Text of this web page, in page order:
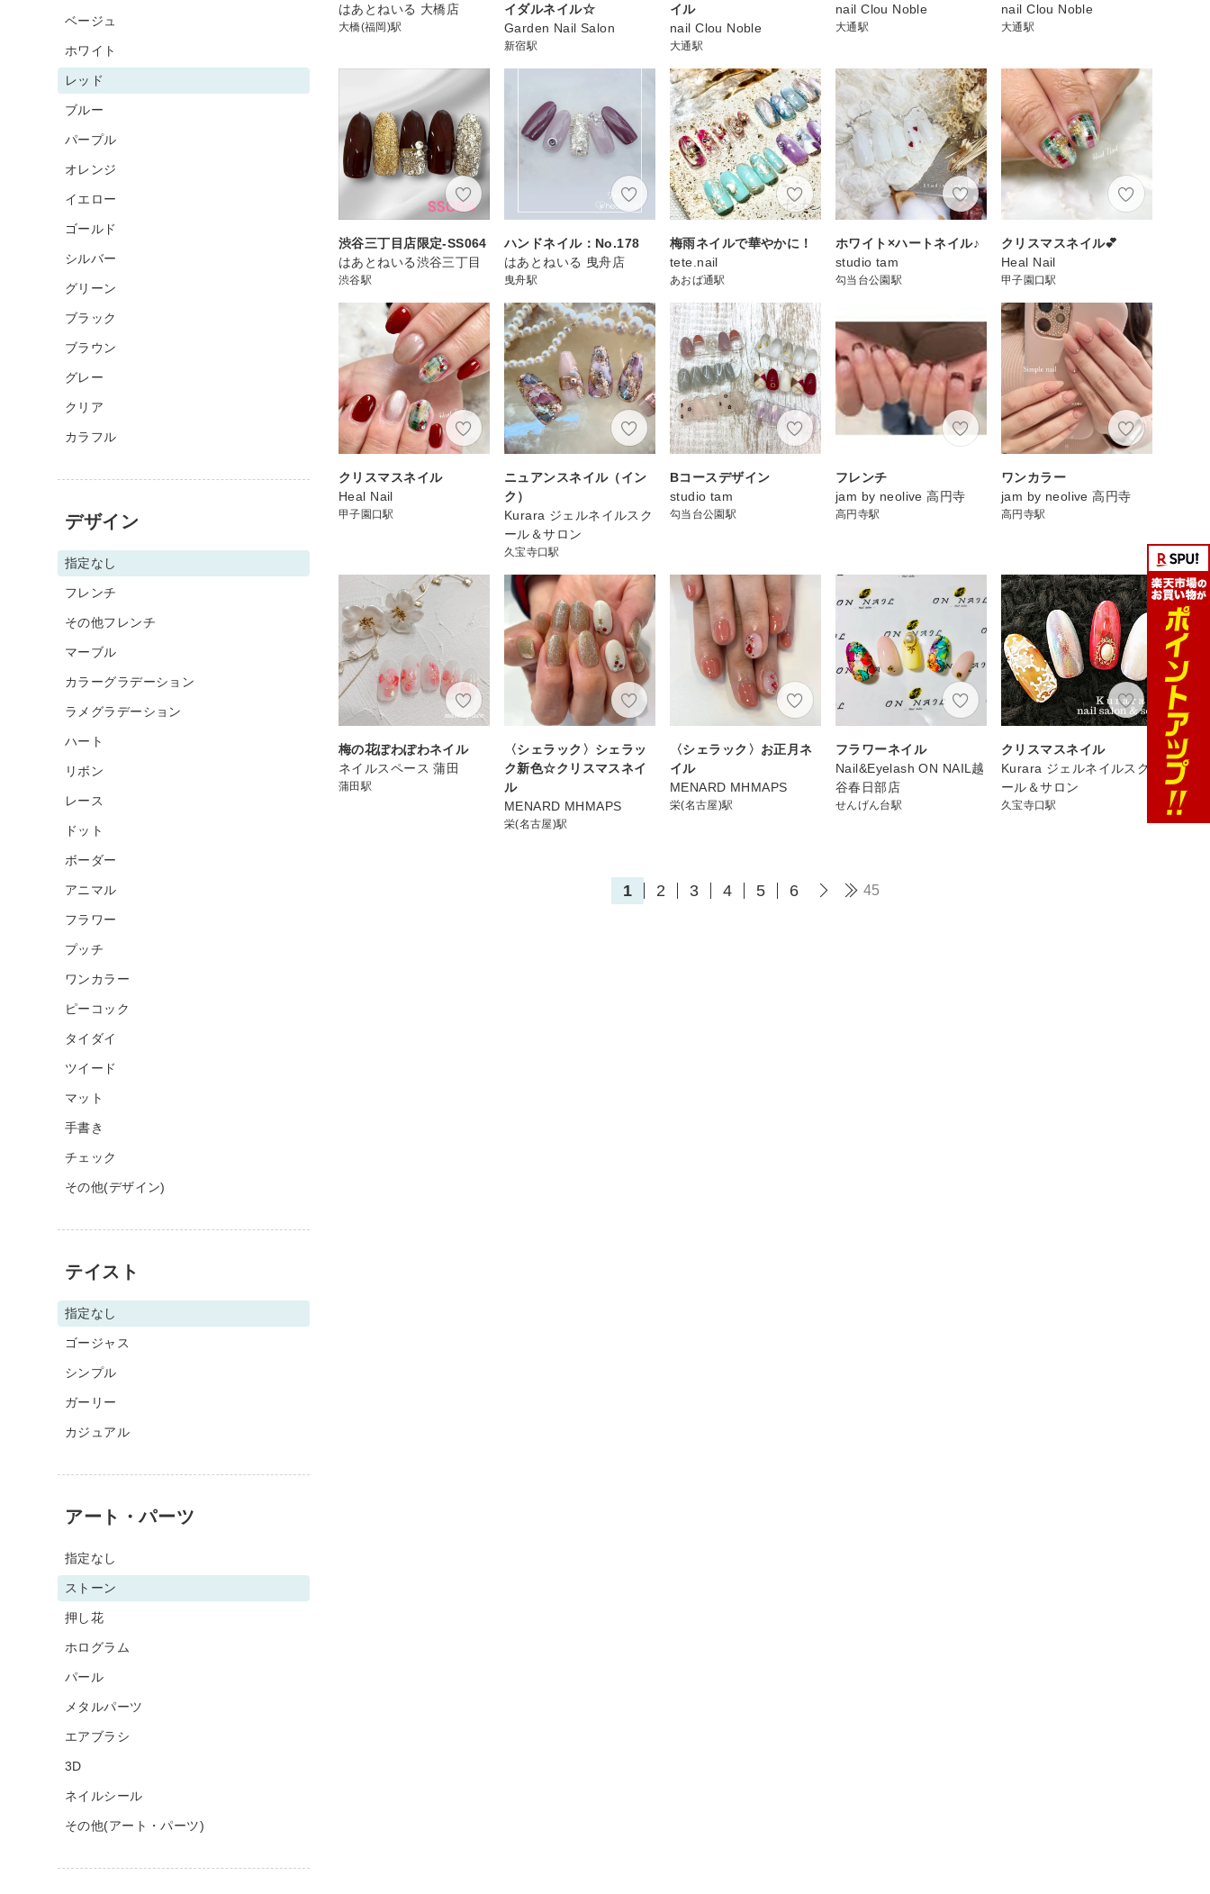
はあとねいる 大橋店
大橋(福岡)駅
イダルネイル☆
Garden Nail Salon
新宿駅
イル
nail Clou Noble
大通駅
nail Clou Noble
大通駅
nail Clou Noble
大通駅
渋谷三丁目店限定-SS064
はあとねいる渋谷三丁目
渋谷駅
ハンドネイル：No.178
はあとねいる 曳舟店
曳舟駅
梅雨ネイルで華やかに！
tete.nail
あおば通駅
ホワイト×ハートネイル♪
studio tam
勾当台公園駅
クリスマスネイル💕
Heal Nail
甲子園口駅
クリスマスネイル
Heal Nail
甲子園口駅
ニュアンスネイル（イン
ク）
Kurara ジェルネイルスク
ール＆サロン
久宝寺口駅
Bコースデザイン
studio tam
勾当台公園駅
フレンチ
jam by neolive 高円寺
高円寺駅
ワンカラー
jam by neolive 高円寺
高円寺駅
梅の花ぽわぽわネイル
ネイルスペース 蒲田
蒲田駅
〈シェラック〉シェラッ
ク新色☆クリスマスネイ
ル
MENARD MHMAPS
栄(名古屋)駅
〈シェラック〉お正月ネ
イル
MENARD MHMAPS
栄(名古屋)駅
フラワーネイル
Nail&Eyelash ON NAIL越
谷春日部店
せんげん台駅
クリスマスネイル
Kurara ジェルネイルスク
ール＆サロン
久宝寺口駅
1 2 3 4 5 6 45
ベージュ
ホワイト
レッド
ブルー
パープル
オレンジ
イエロー
ゴールド
シルバー
グリーン
ブラック
ブラウン
グレー
クリア
カラフル
デザイン
指定なし
フレンチ
その他フレンチ
マーブル
カラーグラデーション
ラメグラデーション
ハート
リボン
レース
ドット
ボーダー
アニマル
フラワー
プッチ
ワンカラー
ピーコック
タイダイ
ツイード
マット
手書き
チェック
その他(デザイン)
テイスト
指定なし
ゴージャス
シンプル
ガーリー
カジュアル
アート・パーツ
指定なし
ストーン
押し花
ホログラム
パール
メタルパーツ
エアブラシ
3D
ネイルシール
その他(アート・パーツ)